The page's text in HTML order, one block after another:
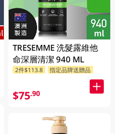
TRESEMME 洗髮露維他
命深層清潔 940 ML
2件$113.8 指定品牌送贈品
$75.90